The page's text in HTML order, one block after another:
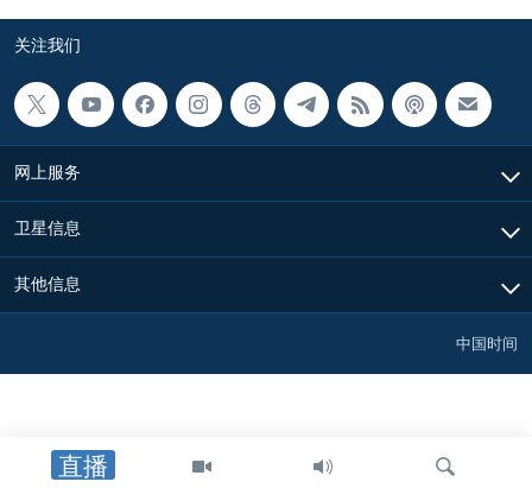
直播
关注我们
网上服务
卫星信息
其他信息
中国时间